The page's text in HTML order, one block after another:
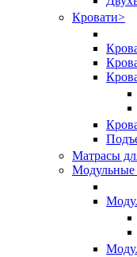
Кровати>
Матрасы
Модульные